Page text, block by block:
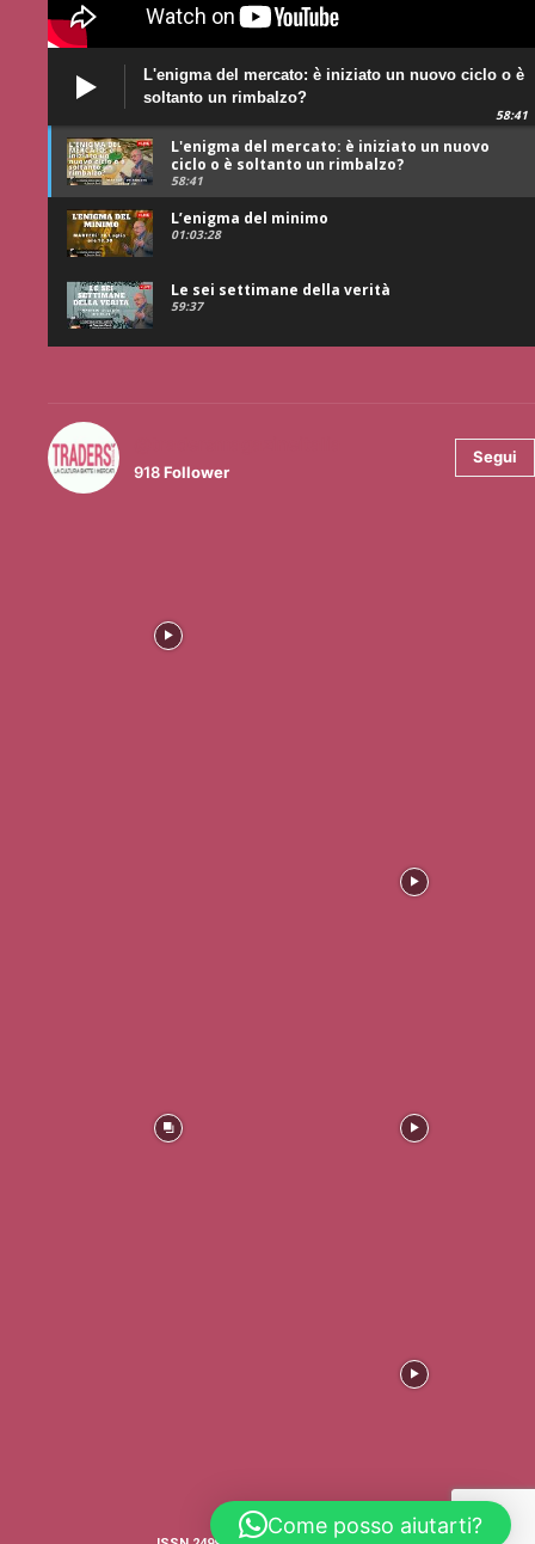
L'enigma del mercato: è iniziato un nuovo ciclo o è
soltanto un rimbalzo?
58:41
L'enigma del mercato: è iniziato un nuovo
ciclo o è soltanto un rimbalzo?
58:41
L’enigma del minimo
01:03:28
Le sei settimane della verità
59:37
918Follower
Segui
Come posso aiutarti?